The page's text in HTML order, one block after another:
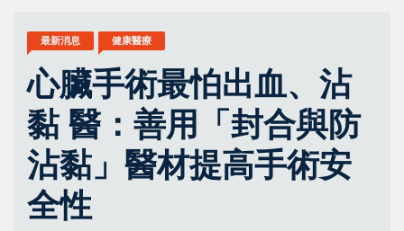
最新消息 健康醫療
心臟手術最怕出血、沾
黏 醫：善用「封合與防
沾黏」醫材提高手術安
全性